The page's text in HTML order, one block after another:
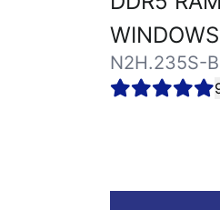
N2H.235S-